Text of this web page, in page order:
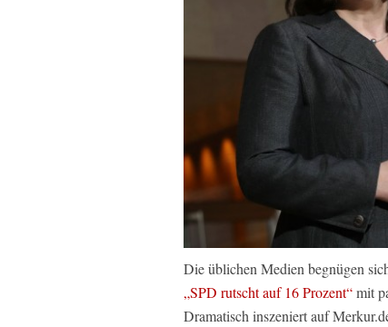
Die üblichen Medien begnügen
„SPD rutscht auf 16 Prozent“mit
Dramatisch inszeniert auf